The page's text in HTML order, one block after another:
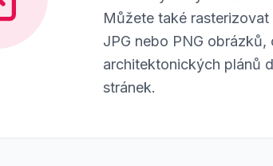
Můžete také
JPG nebo PNG
architektonických plánů
stránek.